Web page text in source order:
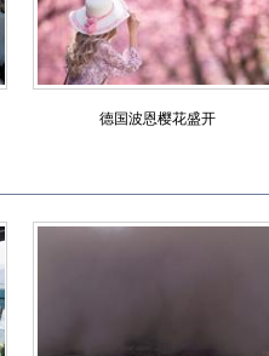
德国波恩樱花盛开